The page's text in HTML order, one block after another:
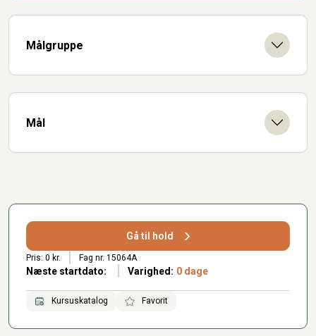
Målgruppe
Mål
Gå til hold
Pris: 0 kr. Fag nr. 15064A
Næste startdato: Varighed: 0 dage
Kursuskatalog Favorit